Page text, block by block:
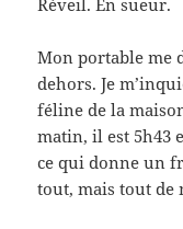
Réveil. En sueur.
Mon portable me
dehors. Je
féline de la
matin, il est 5h43
ce qui donne un
tout, mais tout de